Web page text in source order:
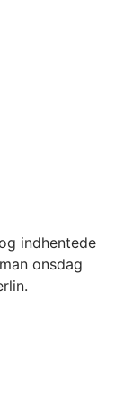
indhentede
onsdag